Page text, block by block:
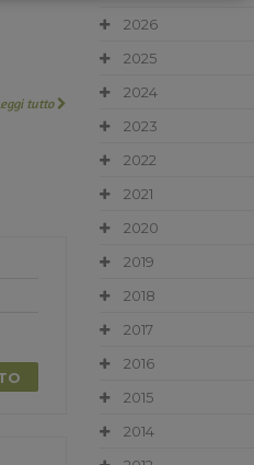
tutto
2026
2025
2024
2023
2022
2021
2020
2019
2018
2017
2016
2015
2014